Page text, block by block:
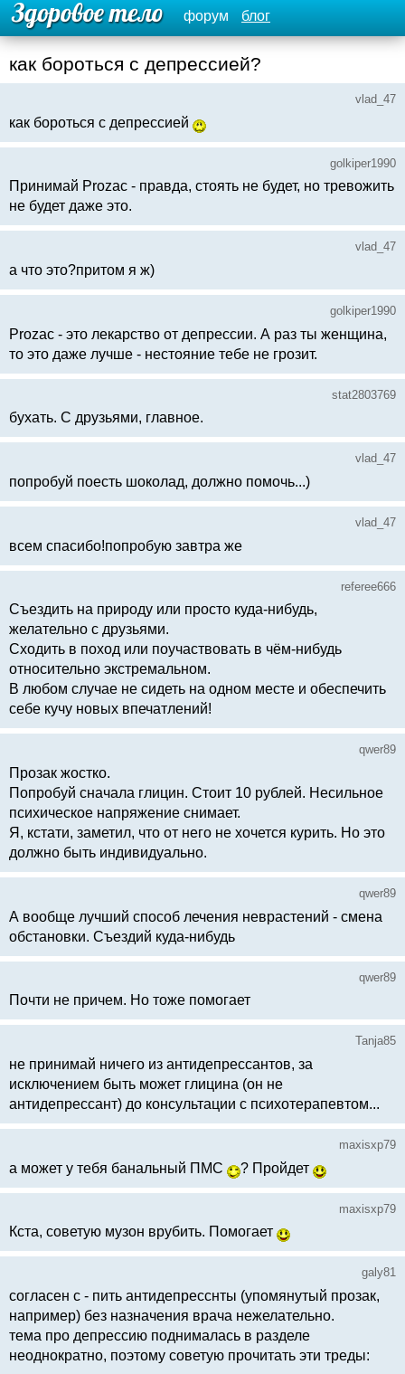
форум блог
как бороться с депрессией?
vlad_47
как бороться с депрессией
golkiper1990
Принимай Prozac - правда, стоять не будет, но тревожить
не будет даже это.
vlad_47
а что это?притом я ж)
golkiper1990
Prozac - это лекарство от депрессии. А раз ты женщина,
то это даже лучше - нестояние тебе не грозит.
stat2803769
бухать. С друзьями, главное.
vlad_47
попробуй поесть шоколад, должно помочь...)
vlad_47
всем спасибо!попробую завтра же
referee666
Съездить на природу или просто куда-нибудь,
желательно с друзьями.
Сходить в поход или поучаствовать в чём-нибудь
относительно экстремальном.
В любом случае не сидеть на одном месте и обеспечить
себе кучу новых впечатлений!
qwer89
Прозак жостко.
Попробуй сначала глицин. Стоит 10 рублей. Несильное
психическое напряжение снимает.
Я, кстати, заметил, что от него не хочется курить. Но это
должно быть индивидуально.
qwer89
А вообще лучший способ лечения неврастений - смена
обстановки. Съездий куда-нибудь
qwer89
Почти не причем. Но тоже помогает
Tanja85
не принимай ничего из антидепрессантов, за
исключением быть может глицина (он не
антидепрессант) до консультации с психотерапевтом...
maxisxp79
а может у тебя банальный ПМС ? Пройдет
maxisxp79
Кста, советую музон врубить. Помогает
galy81
согласен с - пить антидепресснты (упомянутый прозак,
например) без назначения врача нежелательно.
тема про депрессию поднималась в разделе
неоднократно, поэтому советую прочитать эти треды: